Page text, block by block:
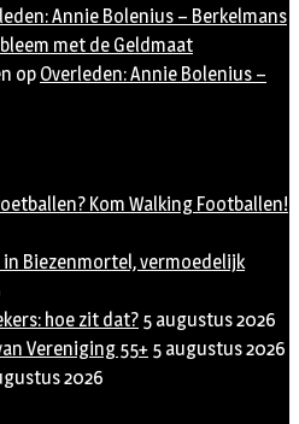
Annie Bolenius – Berkelmans
met de Geldmaat
op Overleden: Annie Bolenius –
Kom Walking Footballen!
Biezenmortel, vermoedelijk
hoe zit dat? 5 augustus 2026
Vereniging 55+ 5 augustus 2026
2026